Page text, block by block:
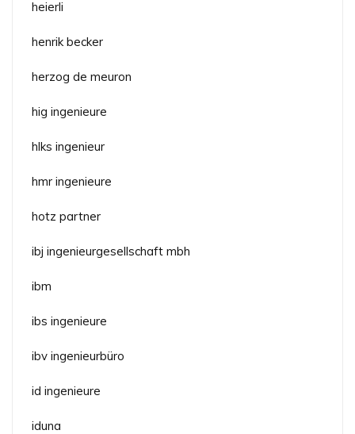
heierli
henrik becker
herzog de meuron
hig ingenieure
hlks ingenieur
hmr ingenieure
hotz partner
ibj ingenieurgesellschaft mbh
ibm
ibs ingenieure
ibv ingenieurbüro
id ingenieure
iduna